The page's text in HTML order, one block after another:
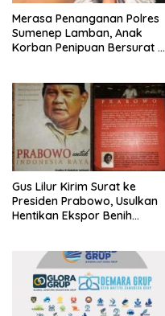
Merasa Penanganan Polres
Sumenep Lamban, Anak
Korban Penipuan Bersurat ke
Gus Lilur Kirim Surat ke
Presiden Prabowo, Usulkan
Hentikan Ekspor Benih